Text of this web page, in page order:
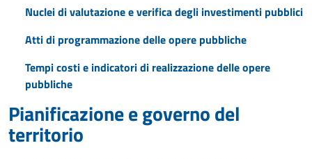
Nuclei di valutazione e verifica degli investimenti pubblici
Atti di programmazione delle opere pubbliche
Tempi costi e indicatori di realizzazione delle opere
pubbliche
Pianificazione e governo del
territorio